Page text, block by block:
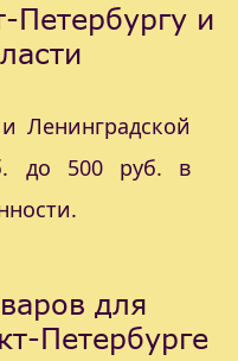
Петербургу и
Ленинградской
до 500 руб. в
для
Петербурге